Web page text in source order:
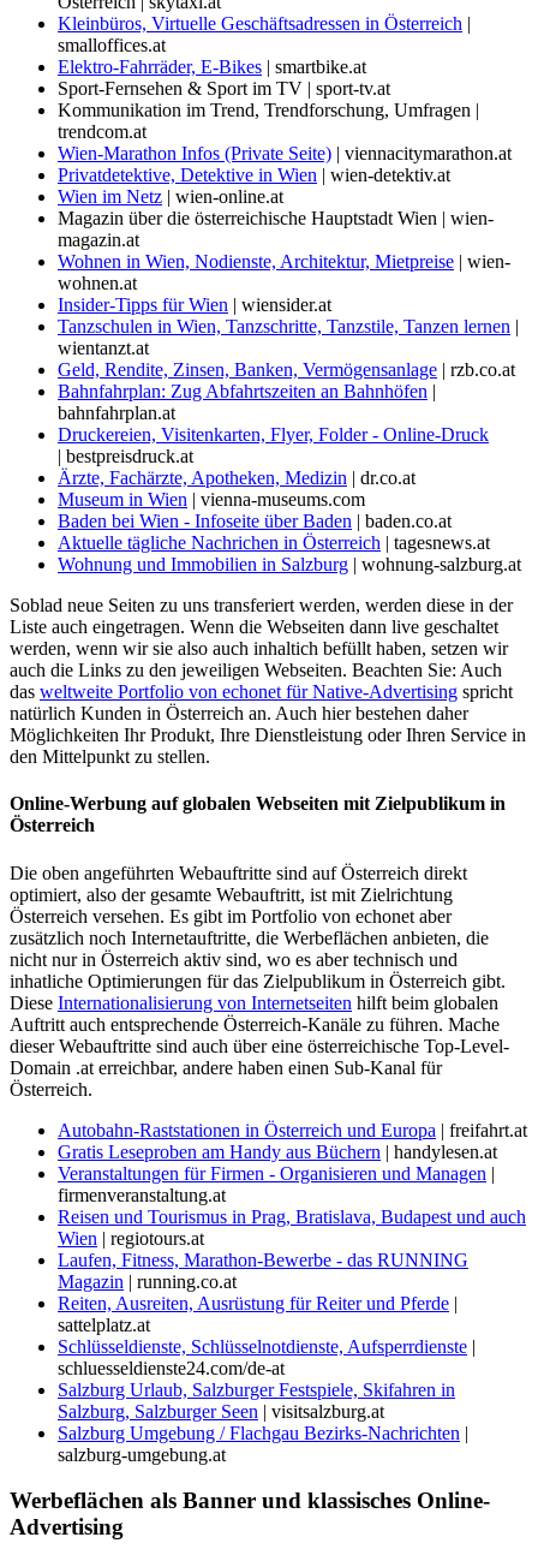
Kleinbüros, Virtuelle Geschäftsadressen in Österreich |
smalloffices.at
Elektro-Fahrräder, E-Bikes | smartbike.at
Sport-Fernsehen & Sport im TV | sport-tv.at
Kommunikation im Trend, Trendforschung, Umfragen |
trendcom.at
Wien-Marathon Infos (Private Seite) | viennacitymarathon.at
Privatdetektive, Detektive in Wien | wien-detektiv.at
Wien im Netz | wien-online.at
Magazin über die österreichische Hauptstadt Wien | wien-
magazin.at
Wohnen in Wien, Nodienste, Architektur, Mietpreise | wien-
wohnen.at
Insider-Tipps für Wien | wiensider.at
Tanzschulen in Wien, Tanzschritte, Tanzstile, Tanzen lernen |
wientanzt.at
Geld, Rendite, Zinsen, Banken, Vermögensanlage | rzb.co.at
Bahnfahrplan: Zug Abfahrtszeiten an Bahnhöfen |
bahnfahrplan.at
Druckereien, Visitenkarten, Flyer, Folder - Online-Druck
| bestpreisdruck.at
Ärzte, Fachärzte, Apotheken, Medizin | dr.co.at
Museum in Wien | vienna-museums.com
Baden bei Wien - Infoseite über Baden | baden.co.at
Aktuelle tägliche Nachrichen in Österreich | tagesnews.at
Wohnung und Immobilien in Salzburg | wohnung-salzburg.at
Soblad neue Seiten zu uns transferiert werden, werden diese in der
Liste auch eingetragen. Wenn die Webseiten dann live geschaltet
werden, wenn wir sie also auch inhaltich befüllt haben, setzen wir
auch die Links zu den jeweiligen Webseiten. Beachten Sie: Auch
das weltweite Portfolio von echonet für Native-Advertising spricht
natürlich Kunden in Österreich an. Auch hier bestehen daher
Möglichkeiten Ihr Produkt, Ihre Dienstleistung oder Ihren Service in
den Mittelpunkt zu stellen.
Online-Werbung auf globalen Webseiten mit Zielpublikum in
Österreich
Die oben angeführten Webauftritte sind auf Österreich direkt
optimiert, also der gesamte Webauftritt, ist mit Zielrichtung
Österreich versehen. Es gibt im Portfolio von echonet aber
zusätzlich noch Internetauftritte, die Werbeflächen anbieten, die
nicht nur in Österreich aktiv sind, wo es aber technisch und
inhatliche Optimierungen für das Zielpublikum in Österreich gibt.
Diese Internationalisierung von Internetseiten hilft beim globalen
Auftritt auch entsprechende Österreich-Kanäle zu führen. Mache
dieser Webauftritte sind auch über eine österreichische Top-Level-
Domain .at erreichbar, andere haben einen Sub-Kanal für
Österreich.
Autobahn-Raststationen in Österreich und Europa | freifahrt.at
Gratis Leseproben am Handy aus Büchern | handylesen.at
Veranstaltungen für Firmen - Organisieren und Managen |
firmenveranstaltung.at
Reisen und Tourismus in Prag, Bratislava, Budapest und auch
Wien | regiotours.at
Laufen, Fitness, Marathon-Bewerbe - das RUNNING
Magazin | running.co.at
Reiten, Ausreiten, Ausrüstung für Reiter und Pferde |
sattelplatz.at
Schlüsseldienste, Schlüsselnotdienste, Aufsperrdienste |
schluesseldienste24.com/de-at
Salzburg Urlaub, Salzburger Festspiele, Skifahren in
Salzburg, Salzburger Seen | visitsalzburg.at
Salzburg Umgebung / Flachgau Bezirks-Nachrichten |
salzburg-umgebung.at
Werbeflächen als Banner und klassisches Online-
Advertising